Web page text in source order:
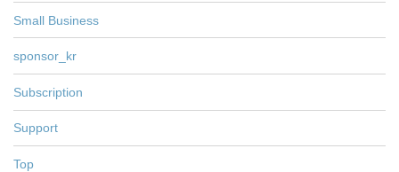
Small Business
sponsor_kr
Subscription
Support
Top